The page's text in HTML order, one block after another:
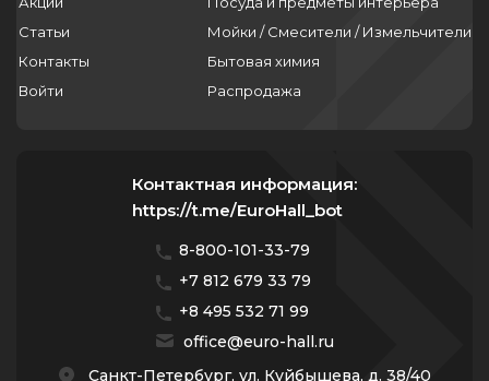
Статьи
Контакты
Войти
Мойки / Смесители / Измельчители
Бытовая химия
Распродажа
Контактная информация:
https://t.me/EuroHall_bot
8-800-101-33-79
+7 812 679 33 79
+8 495 532 71 99
office@euro-hall.ru
Санкт-Петербург, ул. Куйбышева, д. 38/40